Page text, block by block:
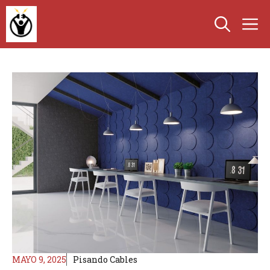
Saltar
contenido
MAYO 9, 2025 Pisando Cables